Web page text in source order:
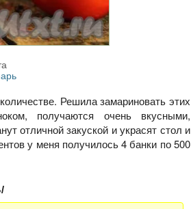
Решила замариновать этих
получаются очень вкусными,
отличной закуской и украсят стол и
у меня получилось 4 банки по 500